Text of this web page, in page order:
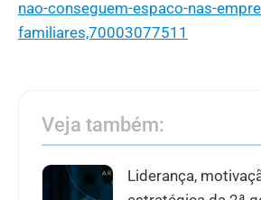
nao-conseguem-espaco-nas-
familiares,70003077511
Veja também:
Liderança,